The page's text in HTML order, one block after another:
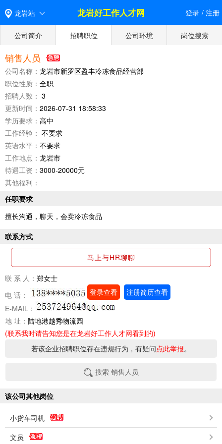
龙岩站 龙岩好工作人才网 登录 / 注册
公司简介 招聘职位 公司环境 岗位搜索
销售人员
公司名称： 龙岩市新罗区盈丰冷冻食品经营部
职位性质： 全职
招聘人数： 3
更新时间： 2026-07-31 18:58:33
学历要求： 高中
工作经验： 不要求
英语水平： 不要求
工作地点： 龙岩市
待遇工资： 3000-20000元
其他福利：
任职要求
擅长沟通，聊天，会卖冷冻食品
联系方式
马上与HR聊聊
联 系 人： 郑女士
电 话：
登录查看
注册简历查看
E-MAIL：
地 址： 陆地港越秀物流园
(联系我时请告知您是在龙岩好工作人才网看到的)
若该企业招聘职位存在违规行为，有疑问点此举报。
搜索 销售人员
该公司其他岗位
小货车司机
文员